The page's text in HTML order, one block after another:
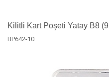
Kilitli Kart Poşeti Yatay B8
BP642-10